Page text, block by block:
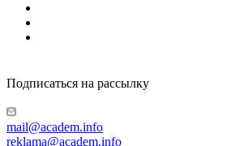
Подписаться на рассылку
mail@academ.info
reklama@academ.info